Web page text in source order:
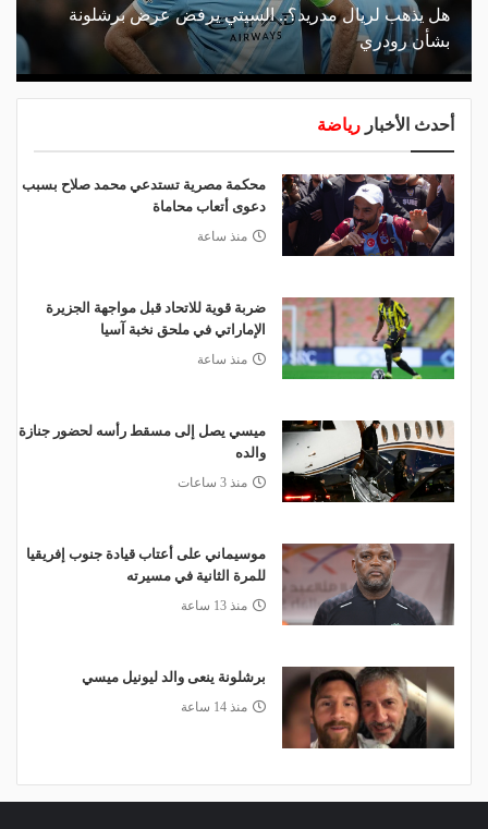
هل يذهب لريال مدريد؟.. السيتي يرفض عرض برشلونة
بشأن رودري
أحدث الأخبار رياضة
محكمة مصرية تستدعي محمد صلاح بسبب
دعوى أتعاب محاماة
منذ ساعة
ضربة قوية للاتحاد قبل مواجهة الجزيرة
الإماراتي في ملحق نخبة آسيا
منذ ساعة
ميسي يصل إلى مسقط رأسه لحضور جنازة
والده
منذ 3 ساعات
موسيماني على أعتاب قيادة جنوب إفريقيا
للمرة الثانية في مسيرته
منذ 13 ساعة
برشلونة ينعى والد ليونيل ميسي
منذ 14 ساعة